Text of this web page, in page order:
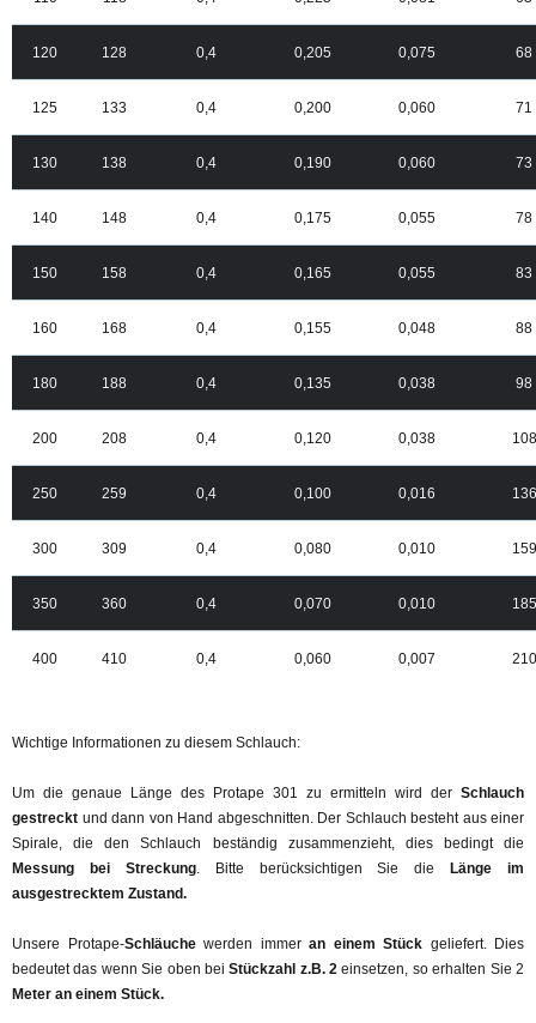
120 128 0,4 0,205 0,075 68
125 133 0,4 0,200 0,060 71
130 138 0,4 0,190 0,060 73
140 148 0,4 0,175 0,055 78
150 158 0,4 0,165 0,055 83
160 168 0,4 0,155 0,048 88
180 188 0,4 0,135 0,038 98
200 208 0,4 0,120 0,038 108
250 259 0,4 0,100 0,016 136
300 309 0,4 0,080 0,010 159
350 360 0,4 0,070 0,010 185
400 410 0,4 0,060 0,007 210
Wichtige Informationen zu diesem Schlauch:
Um die genaue Länge des Protape 301 zu ermitteln wird der Schlauch
gestreckt und dann von Hand abgeschnitten. Der Schlauch besteht aus einer
Spirale, die den Schlauch beständig zusammenzieht, dies bedingt die
Messung bei Streckung. Bitte berücksichtigen Sie die
Länge im
ausgestrecktem Zustand.
Unsere Protape-Schläuchewerden immer an einem Stück geliefert. Dies
bedeutet das wenn Sie oben beiStückzahl z.B. 2 einsetzen, so erhalten Sie 2
Meter an einem Stück.